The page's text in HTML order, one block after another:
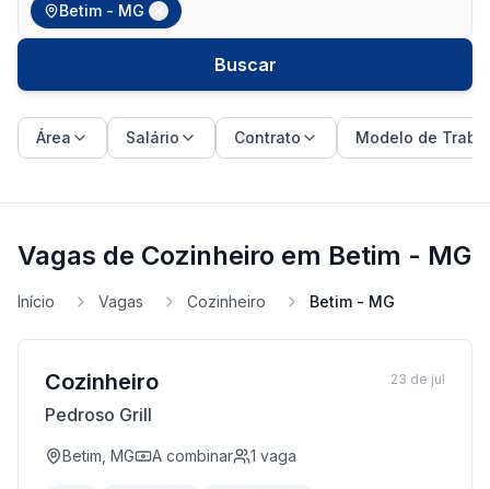
Betim - MG
Buscar
Área Salário Contrato Modelo de
Vagas de Cozinheiro em Betim - MG
Início Vagas Cozinheiro Betim - MG
Cozinheiro
Pedroso Grill
Betim, MG A combinar 1 vaga
23 de jul